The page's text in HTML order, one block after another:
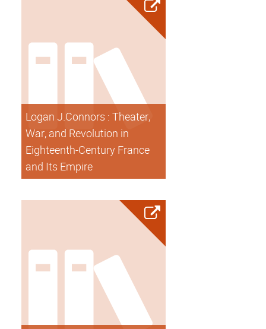
Logan J.Connors : Theater,
War, and Revolution in
Eighteenth-Century France
and Its Empire